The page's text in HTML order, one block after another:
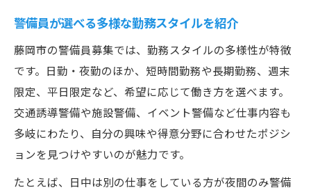
警備員が選べる多様な勤務スタイルを紹介
藤岡市の警備員募集では、勤務スタイルの多様性が特徴
です。日勤・夜勤のほか、短時間勤務や長期勤務、週末
限定、平日限定など、希望に応じて働き方を選べます。
交通誘導警備や施設警備、イベント警備など仕事内容も
多岐にわたり、自分の興味や得意分野に合わせたポジシ
ョンを見つけやすいのが魅力です。
たとえば、日中は別の仕事をしている方が夜間のみ警備